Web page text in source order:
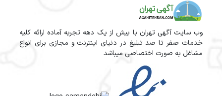
وب سایت آگهی تهران با بیش از یک دهه تجربه آماده ارائه کلیه
خدمات صفر تا صد تبلیغ در دنیای اینترنت و مجازی برای انواع
مشاغل به صورت اختصاصی میباشد